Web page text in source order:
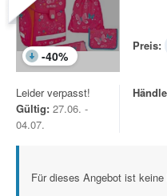
-40%
Preis:
Leider verpasst!
Gültig: 27.06. -
04.07.
Für dieses Angebot ist